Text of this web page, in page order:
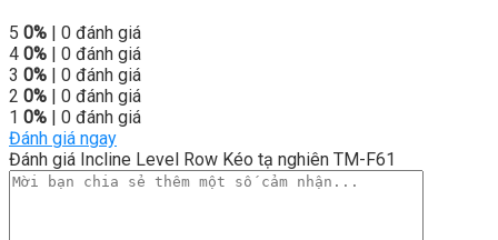
5 0% | 0 đánh giá
4 0% | 0 đánh giá
3 0% | 0 đánh giá
2 0% | 0 đánh giá
1 0% | 0 đánh giá
Đánh giá ngay
Đánh giá Incline Level Row Kéo tạ nghiên TM-F61